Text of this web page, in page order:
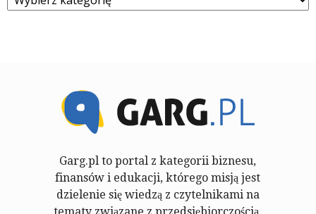
Garg.pl to portal z kategorii biznesu,
finansów i edukacji, którego misją jest
dzielenie się wiedzą z czytelnikami na
tematy związane z przedsiębiorczością.